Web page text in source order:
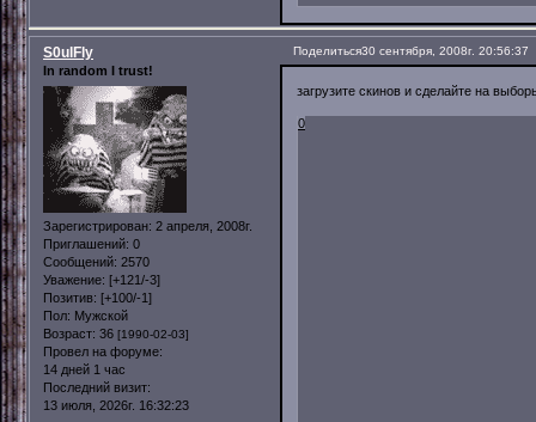
Поделиться30 сентября, 2008г. 20:56:37
S0ulFly
In random I trust!
Зарегистрирован: 2 апреля, 2008г.
Приглашений: 0
Сообщений: 2570
Уважение: [+121/-3]
Позитив: [+100/-1]
Пол: Мужской
Возраст: 36 [1990-02-03]
Провел на форуме:
14 дней 1 час
Последний визит:
13 июля, 2026г. 16:32:23
загрузите скинов и сделайте на
0